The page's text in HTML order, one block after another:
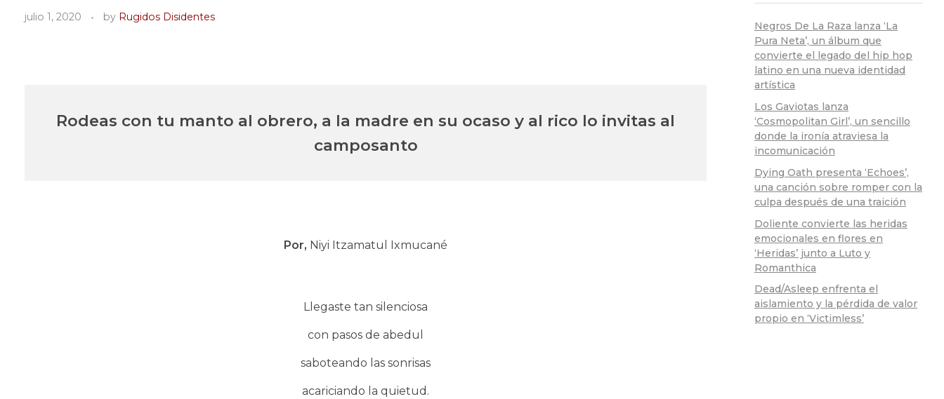
julio 1, 2020 by Rugidos Disidentes
Rodeas con tu manto al obrero, a la madre en su ocaso y al rico lo invitas al
camposanto
Por, Niyi Itzamatul Ixmucané
Llegaste tan silenciosa
con pasos de abedul
saboteando las sonrisas
acariciando la quietud.
Negros De La Raza lanza ‘La
Pura Neta’, un álbum que
convierte el legado del hip hop
latino en una nueva identidad
artística
Los Gaviotas lanza
‘Cosmopolitan Girl’, un sencillo
donde la ironía atraviesa la
incomunicación
Dying Oath presenta ‘Echoes’,
una canción sobre romper con la
culpa después de una traición
Doliente convierte las heridas
emocionales en flores en
‘Heridas’ junto a Luto y
Romanthica
Dead/Asleep enfrenta el
aislamiento y la pérdida de valor
propio en ‘Victimless’